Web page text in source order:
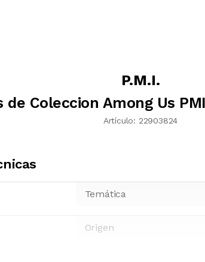
P.M.I.
de Coleccion Among Us
Artículo: 22903824
Temática
Origen